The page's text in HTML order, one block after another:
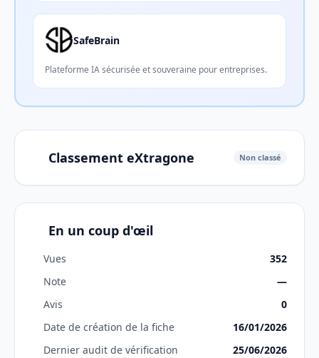
SafeBrain
Plateforme IA sécurisée et souveraine pour entreprises.
Classement eXtragone Non classé
En un coup d'œil
Vues
352
Note
—
Avis
0
Date de création de la fiche
16/01/2026
Dernier audit de vérification
25/06/2026